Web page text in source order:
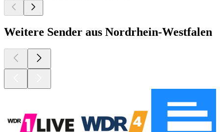
Weitere Sender aus Nordrhein-Westfalen